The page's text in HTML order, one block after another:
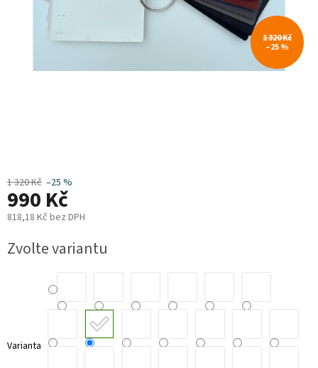
Dárkové
poukazy
Kontakty
1 320 Kč
–25 %
1 320 Kč –25 %
990 Kč
818,18 Kč bez DPH
cena:
Zvolte variantu
Varianta